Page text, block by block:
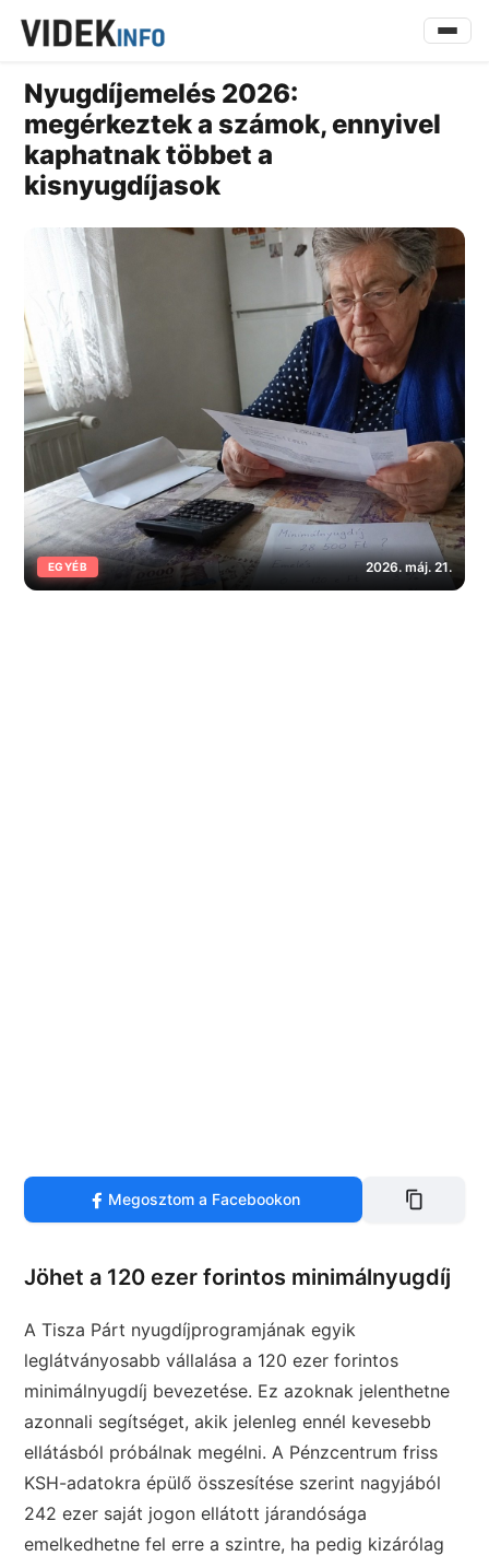
Nyugdíjemelés 2026:
megérkeztek a számok, ennyivel
kaphatnak többet a
kisnyugdíjasok
EGYÉB 2026. máj. 21.
Megosztom a Facebookon
Jöhet a 120 ezer forintos minimálnyugdíj
A Tisza Párt nyugdíjprogramjának egyik
leglátványosabb vállalása a 120 ezer forintos
minimálnyugdíj bevezetése. Ez azoknak jelenthetne
azonnali segítséget, akik jelenleg ennél kevesebb
ellátásból próbálnak megélni. A Pénzcentrum friss
KSH-adatokra épülő összesítése szerint nagyjából
242 ezer saját jogon ellátott járandósága
emelkedhetne fel erre a szintre, ha pedig kizárólag